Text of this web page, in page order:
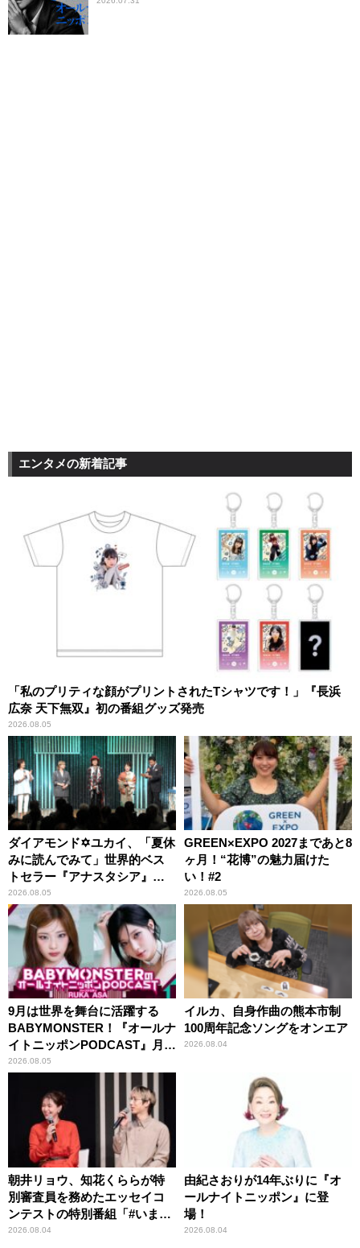
エンタメの新着記事
「私のプリティな顔がプリントされたTシャツです！」『長浜
広奈 天下無双』初の番組グッズ発売
2026.08.05
ダイアモンド✡ユカイ、「夏休
みに読んでみて」世界的ベス
トセラー『アナスタシア』を
紹介
2026.08.05
GREEN×EXPO 2027まであと8
ヶ月！“花博”の魅力届けた
い！#2
2026.08.05
9月は世界を舞台に活躍する
BABYMONSTER！『オールナ
イトニッポンPODCAST』月替
わりパーソナリティ
2026.08.05
イルカ、自身作曲の熊本市制
100周年記念ソングをオンエア
2026.08.04
朝井リョウ、知花くららが特
別審査員を務めたエッセイコ
ンテストの特別番組「#いまあ
なたに伝えたいこと」
2026.08.04
由紀さおりが14年ぶりに『オ
ールナイトニッポン』に登
場！
2026.08.04